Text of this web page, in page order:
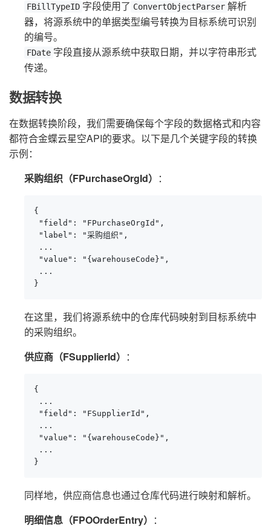
FBillTypeID 字段使用了 ConvertObjectParser 解析
器，将源系统中的单据类型编号转换为目标系统可识别
的编号。
FDate 字段直接从源系统中获取日期，并以字符串形式
传递。
数据转换
在数据转换阶段，我们需要确保每个字段的数据格式和内容
都符合金蝶云星空API的要求。以下是几个关键字段的转换
示例：
采购组织（FPurchaseOrgId） ：
{
"field": "FPurchaseOrgId",
"label": "采购组织",
...
"value": "{warehouseCode}",
...
}
在这里，我们将源系统中的仓库代码映射到目标系统中
的采购组织。
供应商（FSupplierId） ：
{
...
"field": "FSupplierId",
...
"value": "{warehouseCode}",
...
}
同样地，供应商信息也通过仓库代码进行映射和解析。
明细信息（FPOOrderEntry） ：